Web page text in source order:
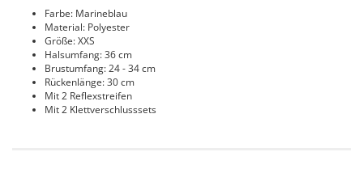
Farbe: Marineblau
Material: Polyester
Größe: XXS
Halsumfang: 36 cm
Brustumfang: 24 - 34 cm
Rückenlänge: 30 cm
Mit 2 Reflexstreifen
Mit 2 Klettverschlusssets